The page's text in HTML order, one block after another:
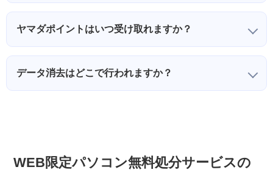
ご回答いたします。
解決しなかった場合は、それぞれの案内より、フォームにてご質問くださ
い。
ヤマダポイントはいつ受け取れますか？
呈いたします。
データ消去はどこで行われますか？
WEB限定パソコン無料処分サービスの